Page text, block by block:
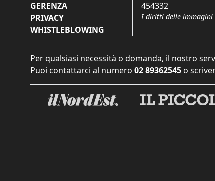
GERENZA
PRIVACY
WHISTLEBLOWING
454332
I diritti delle immagini
Per qualsiasi necessità o domanda, il nostro
Puoi contattarci al numero 02 89362545 o